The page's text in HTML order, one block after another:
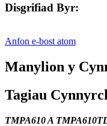
Disgrifiad Byr:
Anfon e-bost atom
Manylion y
Tagiau
TMPA610A TMPA610